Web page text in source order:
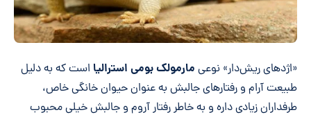
«اژدهای ریش‌دار» نوعی مارمولک بومی استرالیا است که به دلیل
طبیعت آرام و رفتارهای جالبش به عنوان حیوان خانگی خاص،
طرفداران زیادی داره و به خاطر رفتار آروم و جالبش خیلی محبوب